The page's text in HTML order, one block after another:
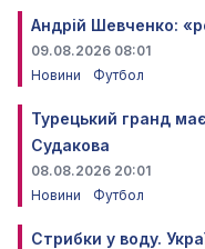
Андрій Шевченко:
09.08.2026 08:01
Новини
Футбол
Турецький гранд
Судакова
08.08.2026 20:01
Новини
Футбол
Стрибки у воду.